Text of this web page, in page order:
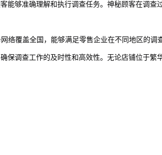
能够准确理解和执行调查任务。神秘顾客在调查
络覆盖全国，能够满足零售企业在不同地区的调
保调查工作的及时性和高效性。无论店铺位于繁